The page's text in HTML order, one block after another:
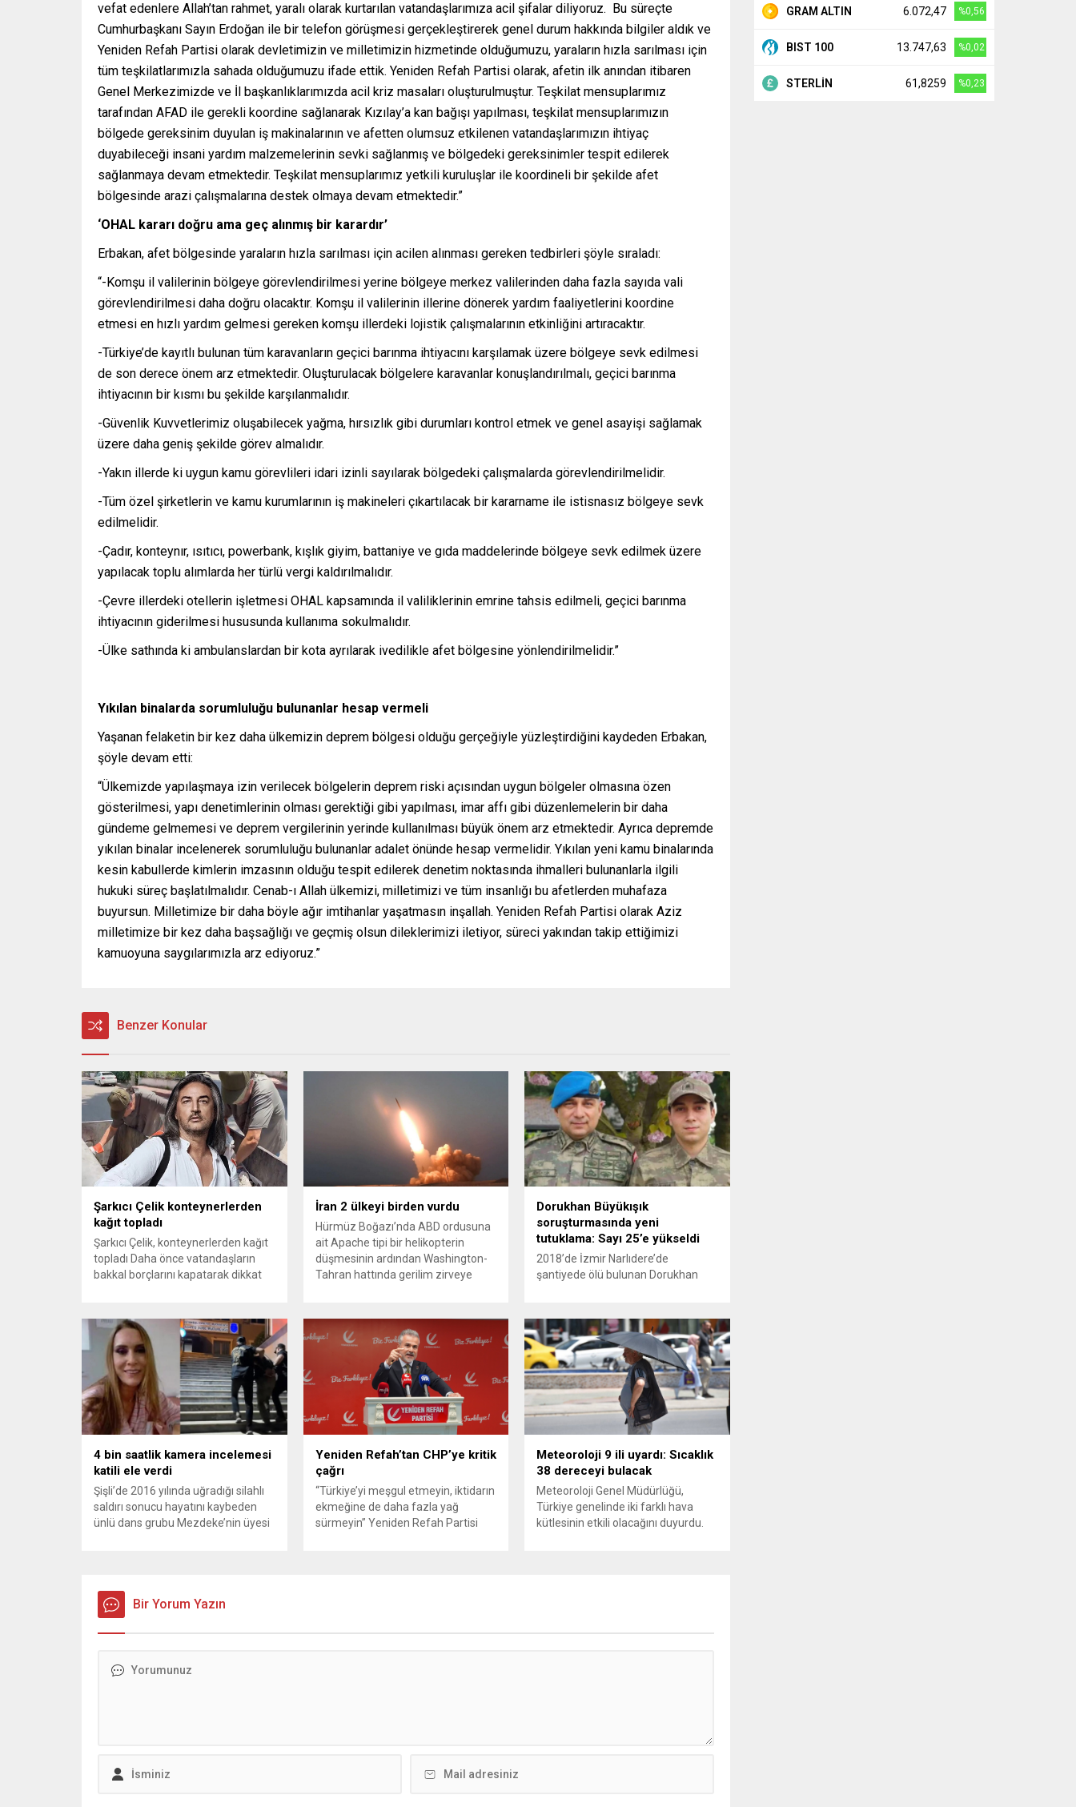
vefat edenlere Allah’tan rahmet, yaralı olarak kurtarılan vatandaşlarımıza acil şifalar diliyoruz. Bu süreçte
Cumhurbaşkanı Sayın Erdoğan ile bir telefon görüşmesi gerçekleştirerek genel durum hakkında bilgiler aldık ve
Yeniden Refah Partisi olarak devletimizin ve milletimizin hizmetinde olduğumuzu, yaraların hızla sarılması için
tüm teşkilatlarımızla sahada olduğumuzu ifade ettik. Yeniden Refah Partisi olarak, afetin ilk anından itibaren
Genel Merkezimizde ve İl başkanlıklarımızda acil kriz masaları oluşturulmuştur. Teşkilat mensuplarımız
tarafından AFAD ile gerekli koordine sağlanarak Kızılay’a kan bağışı yapılması, teşkilat mensuplarımızın
bölgede gereksinim duyulan iş makinalarının ve afetten olumsuz etkilenen vatandaşlarımızın ihtiyaç
duyabileceği insani yardım malzemelerinin sevki sağlanmış ve bölgedeki gereksinimler tespit edilerek
sağlanmaya devam etmektedir. Teşkilat mensuplarımız yetkili kuruluşlar ile koordineli bir şekilde afet
bölgesinde arazi çalışmalarına destek olmaya devam etmektedir.”
‘OHAL kararı doğru ama geç alınmış bir karardır’
Erbakan, afet bölgesinde yaraların hızla sarılması için acilen alınması gereken tedbirleri şöyle sıraladı:
“-Komşu il valilerinin bölgeye görevlendirilmesi yerine bölgeye merkez valilerinden daha fazla sayıda vali
görevlendirilmesi daha doğru olacaktır. Komşu il valilerinin illerine dönerek yardım faaliyetlerini koordine
etmesi en hızlı yardım gelmesi gereken komşu illerdeki lojistik çalışmalarının etkinliğini artıracaktır.
-Türkiye’de kayıtlı bulunan tüm karavanların geçici barınma ihtiyacını karşılamak üzere bölgeye sevk edilmesi
de son derece önem arz etmektedir. Oluşturulacak bölgelere karavanlar konuşlandırılmalı, geçici barınma
ihtiyacının bir kısmı bu şekilde karşılanmalıdır.
-Güvenlik Kuvvetlerimiz oluşabilecek yağma, hırsızlık gibi durumları kontrol etmek ve genel asayişi sağlamak
üzere daha geniş şekilde görev almalıdır.
-Yakın illerde ki uygun kamu görevlileri idari izinli sayılarak bölgedeki çalışmalarda görevlendirilmelidir.
-Tüm özel şirketlerin ve kamu kurumlarının iş makineleri çıkartılacak bir kararname ile istisnasız bölgeye sevk
edilmelidir.
-Çadır, konteynır, ısıtıcı, powerbank, kışlık giyim, battaniye ve gıda maddelerinde bölgeye sevk edilmek üzere
yapılacak toplu alımlarda her türlü vergi kaldırılmalıdır.
-Çevre illerdeki otellerin işletmesi OHAL kapsamında il valiliklerinin emrine tahsis edilmeli, geçici barınma
ihtiyacının giderilmesi hususunda kullanıma sokulmalıdır.
-Ülke sathında ki ambulanslardan bir kota ayrılarak ivedilikle afet bölgesine yönlendirilmelidir.”
Yıkılan binalarda sorumluluğu bulunanlar hesap vermeli
Yaşanan felaketin bir kez daha ülkemizin deprem bölgesi olduğu gerçeğiyle yüzleştirdiğini kaydeden Erbakan,
şöyle devam etti:
“Ülkemizde yapılaşmaya izin verilecek bölgelerin deprem riski açısından uygun bölgeler olmasına özen
gösterilmesi, yapı denetimlerinin olması gerektiği gibi yapılması, imar affı gibi düzenlemelerin bir daha
gündeme gelmemesi ve deprem vergilerinin yerinde kullanılması büyük önem arz etmektedir. Ayrıca depremde
yıkılan binalar incelenerek sorumluluğu bulunanlar adalet önünde hesap vermelidir. Yıkılan yeni kamu binalarında
kesin kabullerde kimlerin imzasının olduğu tespit edilerek denetim noktasında ihmalleri bulunanlarla ilgili
hukuki süreç başlatılmalıdır. Cenab-ı Allah ülkemizi, milletimizi ve tüm insanlığı bu afetlerden muhafaza
buyursun. Milletimize bir daha böyle ağır imtihanlar yaşatmasın inşallah. Yeniden Refah Partisi olarak Aziz
milletimize bir kez daha başsağlığı ve geçmiş olsun dileklerimizi iletiyor, süreci yakından takip ettiğimizi
kamuoyuna saygılarımızla arz ediyoruz.”
Benzer Konular
Şarkıcı Çelik konteynerlerden
kağıt topladı
Şarkıcı Çelik, konteynerlerden kağıt
topladı Daha önce vatandaşların
bakkal borçlarını kapatarak dikkat
Çelik, Samsun’un İlkadım ilçesinde
çöpten kağıt toplayarak geçimini
sağlayan Serpil Hanım’a destek
oldu. Çelik, sokaklardaki
konteynerlerden kağıt topladı. Ünlü
şarkıcı Çelik, Samsun’un İlkadım
ilçesinde çöpten kağıt toplayarak...
İran 2 ülkeyi birden vurdu
Hürmüz Boğazı’nda ABD ordusuna
ait Apache tipi bir helikopterin
düşmesinin ardından Washington-
Tahran hattında gerilim zirveye
savunma sistemleri ve radarları
vurmasına, İran Devrim Muhafızları
Bahreyn ve Ürdün’deki Amerikan
askeri üslerini hedef alarak sert
karşılık verdi. Tahran, yeni bir ABD
saldırısına anında yanıt verileceğini
duyurdu....
Dorukhan Büyükışık
soruşturmasında yeni
tutuklama: Sayı 25’e yükseldi
2018’de İzmir Narlıdere’de
şantiyede ölü bulunan Dorukhan
artmaya devam ediyor. Son olarak
Olay Yeri İnceleme Büro Amiri
Atakan Kaçar’ın da tutuklanmasıyla
dosyadaki tutuklu sayısı 25’e
yükseldi. İzmir’in Narlıdere ilçesinde
2018 yılında şantiyede ölü bulunan
Dorukhan Büyükışık’a ilişkin yeniden
açılan soruşturmada tutuklamalar
genişliyor. Son olarak dönemin...
4 bin saatlik kamera incelemesi
katili ele verdi
Şişli’de 2016 yılında uğradığı silahlı
saldırı sonucu hayatını kaybeden
ünlü dans grubu Mezdeke’nin üyesi
ekipleri, cinayeti işlediğini itiraf eden
maktulün akrabası Bülent G. ile
azmettirici olduğu öne sürülen 2...
Yeniden Refah’tan CHP’ye kritik
çağrı
“Türkiye’yi meşgul etmeyin, iktidarın
ekmeğine de daha fazla yağ
sürmeyin” Yeniden Refah Partisi
önce anlaşın, kurultay kararı alın,
Meteoroloji 9 ili uyardı: Sıcaklık
38 dereceyi bulacak
Meteoroloji Genel Müdürlüğü,
Türkiye genelinde iki farklı hava
kütlesinin etkili olacağını duyurdu.
9 ilde ise hava sıcaklıkları mevsim
Bir Yorum Yazın
GRAM ALTIN 6.072,47 %0,56
BIST 100 13.747,63 %0,02
STERLİN 61,8259 %0,23